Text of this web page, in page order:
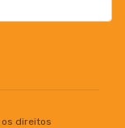
os direitos